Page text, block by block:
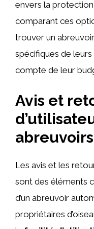
envers la protection
comparant ces
trouver un
spécifiques de
compte de leur
Avis et
Les avis et les
sont des éléments
d’un abreuvoir
propriétaires